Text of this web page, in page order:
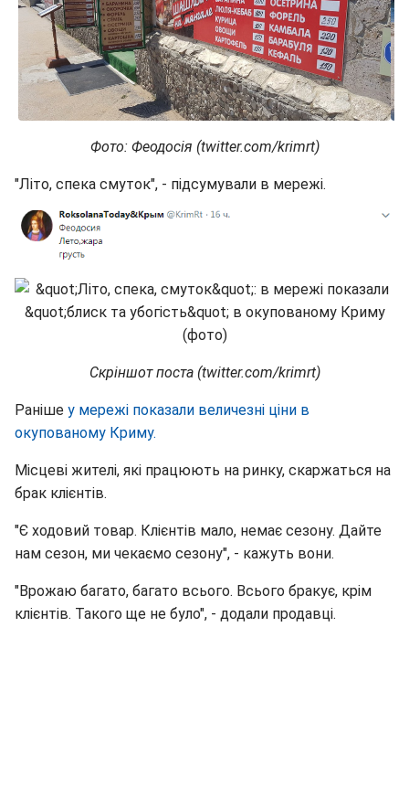
Фото: Феодосія (twitter.com/krimrt)
"Літо, спека смуток", - підсумували в мережі.
Скріншот поста (twitter.com/krimrt)
Раніше у мережі показали величезні ціни в
окупованому Криму.
Місцеві жителі, які працюють на ринку, скаржаться на
брак клієнтів.
"Є ходовий товар. Клієнтів мало, немає сезону. Дайте
нам сезон, ми чекаємо сезону", - кажуть вони.
"Врожаю багато, багато всього. Всього бракує, крім
клієнтів. Такого ще не було", - додали продавці.